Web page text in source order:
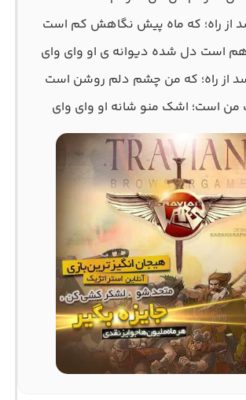
از راه؛ که ماه پیش نگاهش کم است
است دل شده دیوانه ی او وای وای
از راه؛ که من چشم دلم روشن است
است؛ اشک منو شانه او وای وای